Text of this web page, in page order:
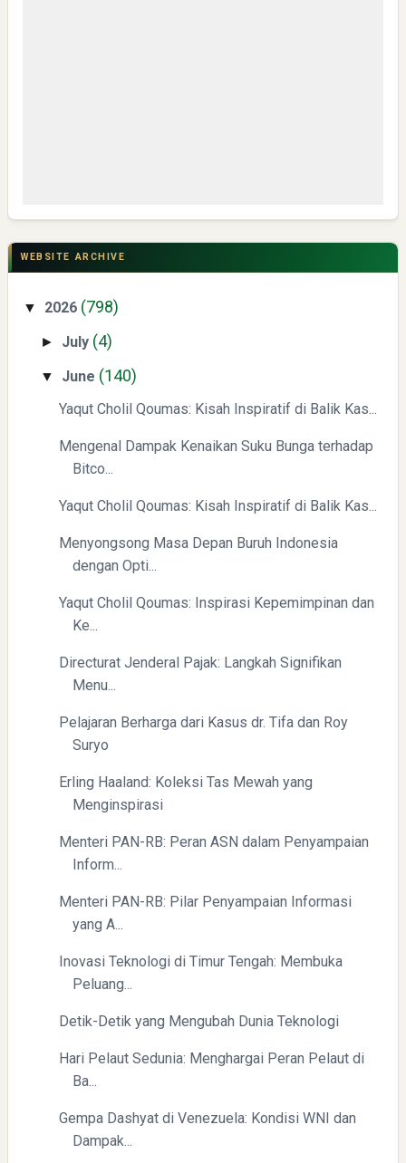
Hasil Panen
Swiss German University Raih Peringkat #1 Global untuk
Yaqut Cholil Qoumas: Kisah Inspiratif di Balik Kasus Hukum
(BTC) dan Ekonomi Global
Yaqut Cholil Qoumas: Kisah Inspiratif di Balik Kasus Hukum
Menyongsong Masa Depan Buruh Indonesia dengan
Optimisme dan Inspirasi
WEBSITE ARCHIVE
▼ 2026 (798)
► July (4)
▼ June (140)
Yaqut Cholil Qoumas: Kisah Inspiratif di Balik Kas...
Mengenal Dampak Kenaikan Suku Bunga terhadap
Bitco...
Yaqut Cholil Qoumas: Kisah Inspiratif di Balik Kas...
Menyongsong Masa Depan Buruh Indonesia
dengan Opti...
Yaqut Cholil Qoumas: Inspirasi Kepemimpinan dan
Ke...
Directurat Jenderal Pajak: Langkah Signifikan
Menu...
Pelajaran Berharga dari Kasus dr. Tifa dan Roy
Suryo
Erling Haaland: Koleksi Tas Mewah yang
Menginspirasi
Menteri PAN-RB: Peran ASN dalam Penyampaian
Inform...
Menteri PAN-RB: Pilar Penyampaian Informasi
yang A...
Inovasi Teknologi di Timur Tengah: Membuka
Peluang...
Detik-Detik yang Mengubah Dunia Teknologi
Hari Pelaut Sedunia: Menghargai Peran Pelaut di
Ba...
Gempa Dashyat di Venezuela: Kondisi WNI dan
Dampak...